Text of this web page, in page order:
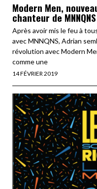
Modern Men,
chanteur de MNNQNS
Après avoir mis le feu à
avec MNNQNS, Adrian
révolution avec Modern
comme une
14 FÉVRIER 2019